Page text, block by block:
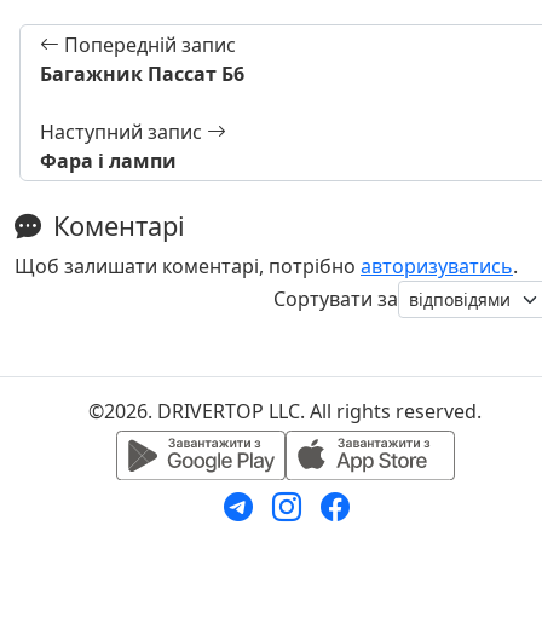
Попередній запис
Багажник Пассат Б6
Наступний запис
Фара і лампи
Коментарі
Щоб залишати коментарі, потрібно авторизуватись.
Сортувати за
©2026. DRIVERTOP LLC. All rights reserved.